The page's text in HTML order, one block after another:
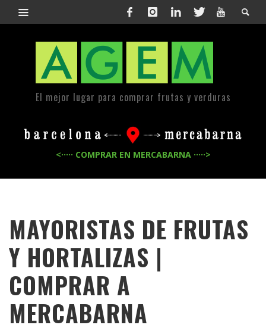
El mejor lugar para comprar frutas y verduras
<····· COMPRAR EN MERCABARNA ·····>
MAYORISTAS DE FRUTAS
Y HORTALIZAS |
COMPRAR A
MERCABARNA